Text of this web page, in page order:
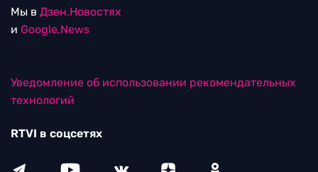
Мы в Дзен.Новостях
и Google.News
Уведомление об использовании рекомендательных
технологий
RTVI в соцсетях